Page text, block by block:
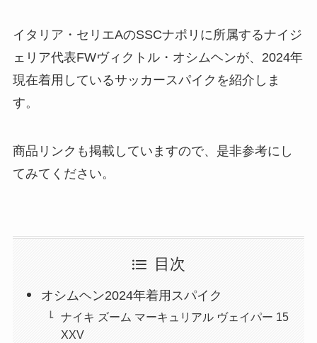
イタリア・セリエAのSSCナポリに所属するナイジ
ェリア代表FWヴィクトル・オシムヘンが、2024年
現在着用しているサッカースパイクを紹介しま
す。
商品リンクも掲載していますので、是非参考にし
てみてください。
目次
オシムヘン2024年着用スパイク
ナイキ ズーム マーキュリアル ヴェイパー 15
XXV